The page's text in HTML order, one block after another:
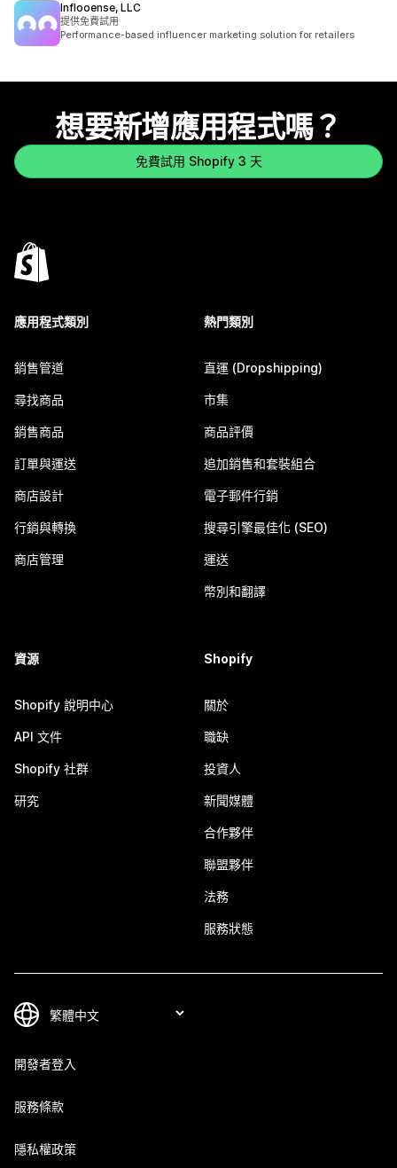
Inflooense, LLC
提供免費試用
Performance-based influencer marketing solution for retailers
想要新增應用程式嗎？
免費試用 Shopify 3 天
應用程式類別
銷售管道
尋找商品
銷售商品
訂單與運送
商店設計
行銷與轉換
商店管理
熱門類別
直運 (Dropshipping)
市集
商品評價
追加銷售和套裝組合
電子郵件行銷
搜尋引擎最佳化 (SEO)
運送
幣別和翻譯
資源
Shopify 說明中心
API 文件
Shopify 社群
研究
Shopify
關於
職缺
投資人
新聞媒體
合作夥伴
聯盟夥伴
法務
服務狀態
開發者登入
服務條款
隱私權政策